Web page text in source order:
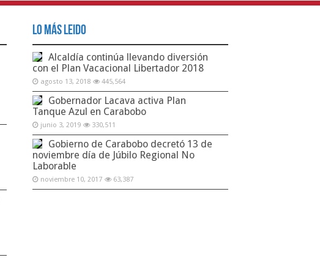
Lo Más Leido
Alcaldía continúa llevando diversión
con el Plan Vacacional Libertador 2018
agosto 13, 2018 445,564
Gobernador Lacava activa Plan
Tanque Azul en Carabobo
junio 3, 2019 330,511
Gobierno de Carabobo decretó 13 de
noviembre día de Júbilo Regional No
Laborable
noviembre 10, 2017 63,387